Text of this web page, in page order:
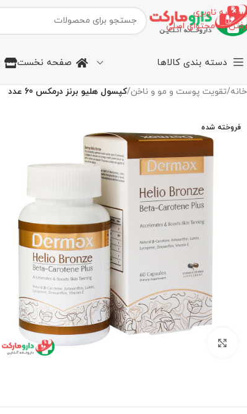
پرش به ناوبری
رفتن به محتوای اصلی
دسته بندی کالاها صفحه نخست
خانه/تقویت پوست و مو و ناخن/کپسول هلیو برنز درمکس 60 عدد
فروخته شده